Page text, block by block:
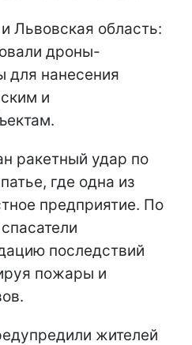
Львовская область:
дроны-
для нанесения
и
ракетный удар по
где одна из
предприятие. По
последствий
пожары и
жителей